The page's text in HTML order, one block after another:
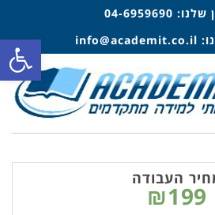
שלנו: 04-6959690
info@academit.co.il
העבודה
₪199
פתח